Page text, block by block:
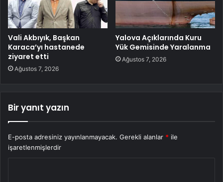
Vali Akbıyık, Başkan
Karaca’yı hastanede
ziyaret etti
Ağustos 7, 2026
Yalova Açıklarında Kuru
Yük Gemisinde Yaralanma
Ağustos 7, 2026
Bir yanıt yazın
E-posta adresiniz yayınlanmayacak. Gerekli alanlar * ile
işaretlenmişlerdir